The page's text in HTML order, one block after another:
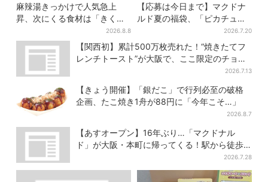
麻辣湯きっかけで人気急上
昇、次にくる食材は「きくら
げ」？ お菓子もヒット、購入
者9割超が女性
2026.8.8
【応募は今日まで】マクドナ
ルド夏の福袋、「ピカチュウ
のポテトタイマー」などグッ
ズ3品＆商品券付きで3900円
2026.7.20
【関西初】累計500万枚売れた！“焼きたてフ
レンチトースト”が大阪で、ここ限定のチョコ
2026.7.13
【きょう開催】「銀だこ」で行列必至の破格
企画、たこ焼き1舟が88円に「今年こそ…」
2026.8.7
【あすオープン】16年ぶり…「マクドナル
ド」が大阪・本町に帰ってくる！駅から徒歩1
2026.7.28